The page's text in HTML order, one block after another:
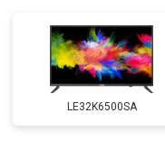
LE32K6500SA